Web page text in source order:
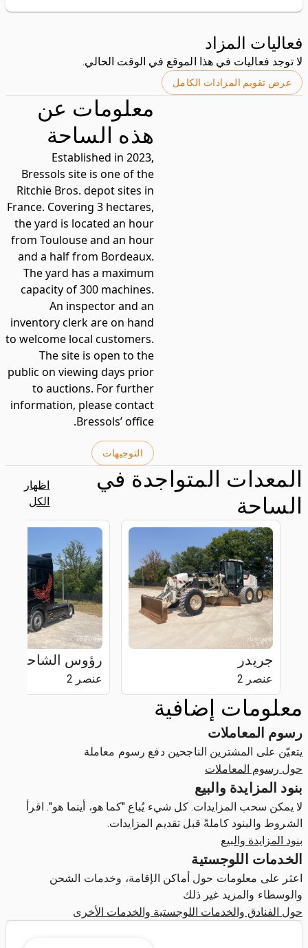
فعاليات المزاد
لا توجد فعاليات في هذا الموقع في الوقت الحالي.
عرض تقويم المزادات الكامل
معلومات عن
هذه الساحة
Established in 2023,
Bressols site is one of the
Ritchie Bros. depot sites in
France. Covering 3 hectares,
the yard is located an hour
from Toulouse and an hour
and a half from Bordeaux.
The yard has a maximum
capacity of 300 machines.
An inspector and an
inventory clerk are on hand
to welcome local customers.
The site is open to the
public on viewing days prior
to auctions. For further
information, please contact
Bressols’ office.
التوجيهات
المعدات المتواجدة في
الساحة
اظهار
الكل
جريدر
عنصر 2
رؤوس الشاحنات
عنصر 2
معلومات إضافية
رسوم المعاملات
يتعيّن على المشترين الناجحين دفع رسوم معاملة
حول رسوم المعاملات
بنود المزايدة والبيع
لا يمكن سحب المزايدات. كل شيء يُباع "كما هو، أينما هو". اقرأ
الشروط والبنود كاملةً قبل تقديم المزايدات.
بنود المزايدة والبيع
الخدمات اللوجستية
اعثر على معلومات حول أماكن الإقامة، وخدمات الشحن
والوسطاء والمزيد غير ذلك
حول الفنادق والخدمات اللوجستية والخدمات الأخرى